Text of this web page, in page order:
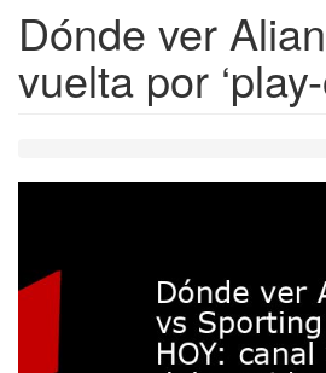
Dónde ver
vuelta por